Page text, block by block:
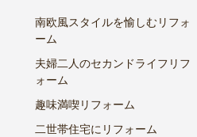
南欧風スタイルを愉しむリフォ
ーム
夫婦二人のセカンドライフリフ
ォーム
趣味満喫リフォーム
二世帯住宅にリフォーム